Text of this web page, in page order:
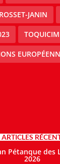
JANIN
ARTICLES
Pétanque des
2026